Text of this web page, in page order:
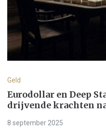
Geld
Eurodollar en Deep
drijvende krachten
8 september 2025